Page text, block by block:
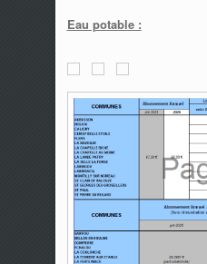
Eau potable :